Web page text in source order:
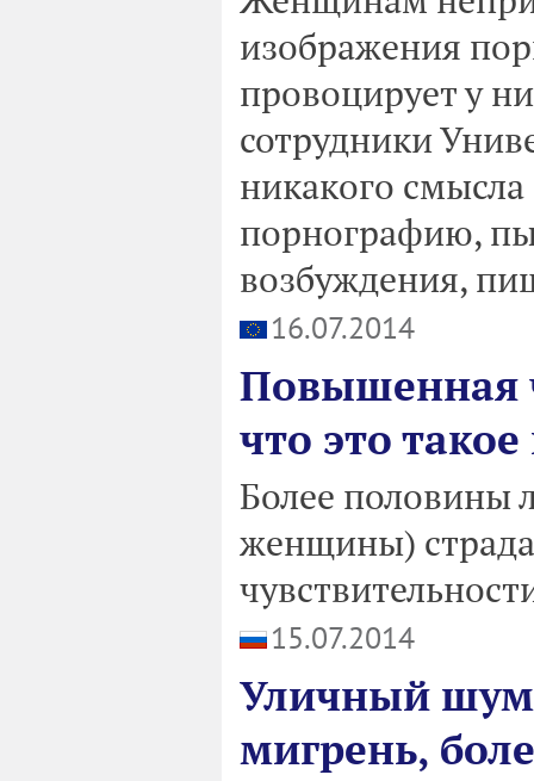
изображения
провоцирует у
сотрудники
никакого
порнографию,
возбуждения,
16.07.2014
Повышенная
что это
Более половины
женщины)
15.07.2014
Уличный шум
мигрень,